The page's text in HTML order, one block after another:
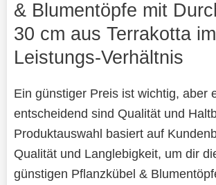
& Blumentöpfe mit
30 cm aus Terrakotta
Leistungs-Verhältnis
Ein günstiger Preis ist wichtig, aber
entscheidend sind Qualität und
Produktauswahl basiert auf
Qualität und Langlebigkeit, um dir
günstigen Pflanzkübel &